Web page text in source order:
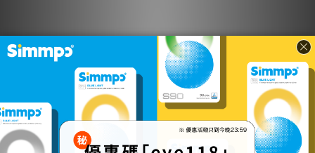
軍規防摔＋清澈透明！